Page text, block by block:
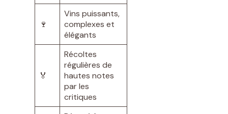
🍷
Vins puissants,
complexes et
élégants
🏅
Récoltes
régulières de
hautes notes
par les
critiques